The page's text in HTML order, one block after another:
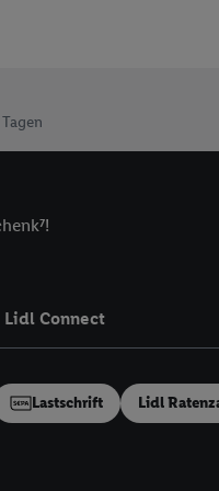
Lidl Connect
Lastschrift Lidl
bestehendes Lidl
Online-Kennung
verwenden
auszuspielen.
Technologie in
verfügbar ist.
und einer
zu erfassen.
von Dritten betrieben
generell zu
„Nutzung der
(nur für